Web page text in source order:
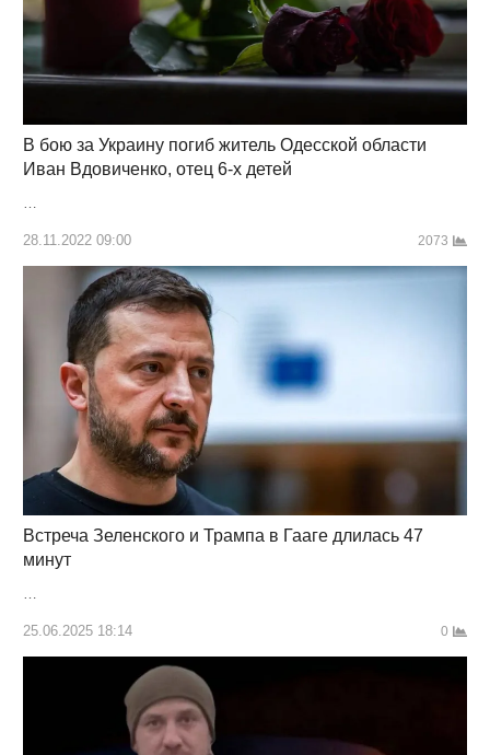
В бою за Украину погиб житель Одесской области
Иван Вдовиченко, отец 6-х детей
28.11.2022 09:00 2073
Встреча Зеленского и Трампа в Гааге длилась 47
минут
…
25.06.2025 18:14 0